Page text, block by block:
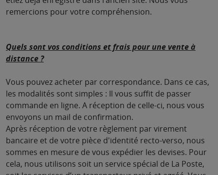
remercions pour votre compréhension.
Quels sont vos conditions et frais pour une vente à
distance ?
Vous pouvez acheter par correspondance. Dans ce cas,
les modalités sont simples : Il vous suffit de passer
commande en ligne. A réception de celle-ci, nous vous
envoyons un mail de confirmation.
Après réception de votre règlement par virement
bancaire et de votre pièce d'identité recto-verso, nous
sommes en mesure de vous expédier les devises. Pour
cela, nous utilisons soit un service spécial de La Poste,